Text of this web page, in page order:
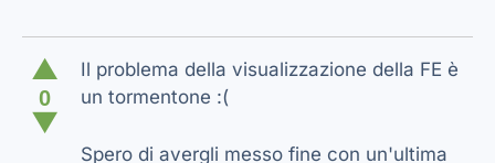
▲
0
▼
Il problema della visualizzazione della FE è
un tormentone :(
Spero di avergli messo fine con un'ultima